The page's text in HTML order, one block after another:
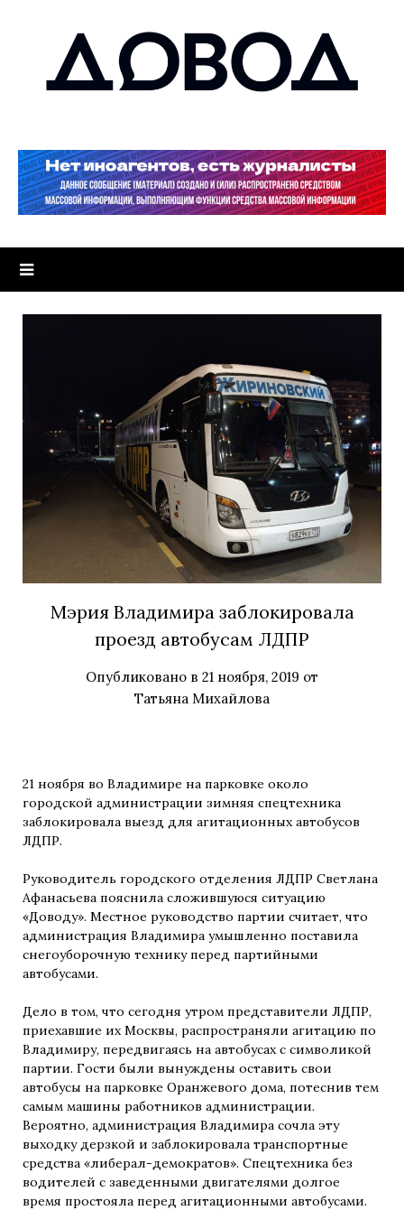
Мэрия Владимира заблокировала
проезд автобусам ЛДПР
Опубликовано в 21 ноября, 2019 от
Татьяна Михайлова
21 ноября во Владимире на парковке около
городской администрации зимняя спецтехника
заблокировала выезд для агитационных автобусов
ЛДПР.
Руководитель городского отделения ЛДПР Светлана
Афанасьева пояснила сложившуюся ситуацию
«Доводу». Местное руководство партии считает, что
администрация Владимира умышленно поставила
снегоуборочную технику перед партийными
автобусами.
Дело в том, что сегодня утром представители ЛДПР,
приехавшие их Москвы, распространяли агитацию по
Владимиру, передвигаясь на автобусах с символикой
партии. Гости были вынуждены оставить свои
автобусы на парковке Оранжевого дома, потеснив тем
самым машины работников администрации.
Вероятно, администрация Владимира сочла эту
выходку дерзкой и заблокировала транспортные
средства «либерал-демократов». Спецтехника без
водителей с заведенными двигателями долгое
время простояла перед агитационными автобусами.